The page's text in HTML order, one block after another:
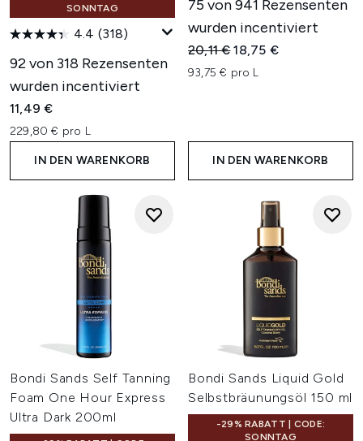
SONNTAG
4.4 (318)
92 von 318 Rezensenten
wurden incentiviert
11,49 €
229,80 € pro L
IN DEN WARENKORB
75 von 941 Rezensenten
wurden incentiviert
Unverbindliche
20,11 €Aktueller Preis:
18,75 €
93,75 € pro L
IN DEN WARENKORB
Bondi Sands Self Tanning
Foam One Hour Express
Ultra Dark 200ml
Bondi Sands Liquid Gold
Selbstbräunungsöl 150 ml
-29% RABATT | CODE:
SONNTAG